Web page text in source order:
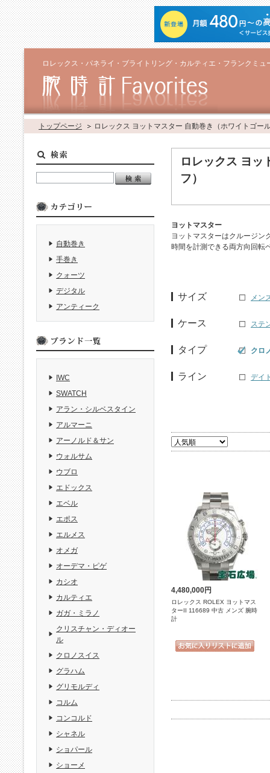
ロレックス・パネライ・ブライトリング・カルティエ・フランクミ
トップページ ロレックス ヨットマスター 自動巻き（ホワイトゴー
ロレックス ヨッ
フ）
ヨットマスター
ヨットマスターはクルージン
時間を計測できる両方向回転
サイズ メン
ケース ステ
タイプ クロ
ライン デイ
4,480,000円
ロレックス ROLEX ヨットマス
ターII 116689 中古 メンズ 腕時
計
自動巻き
手巻き
クォーツ
デジタル
アンティーク
IWC
SWATCH
アラン・シルベスタイン
アルマーニ
アーノルド＆サン
ウォルサム
ウブロ
エドックス
エベル
エポス
エルメス
オメガ
オーデマ・ピゲ
カシオ
カルティエ
ガガ・ミラノ
クリスチャン・ディオー
ル
クロノスイス
グラハム
グリモルディ
コルム
コンコルド
シャネル
ショパール
ショーメ